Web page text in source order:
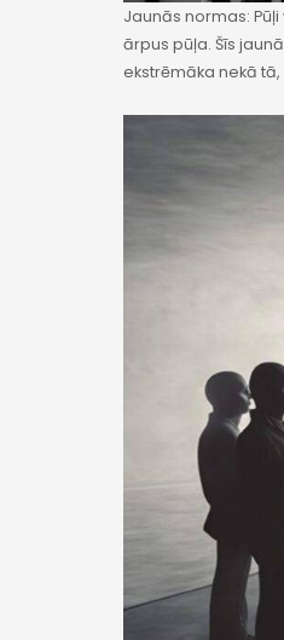
Jaunās normas:
ārpus pūļa. Šīs
ekstrēmāka nekā